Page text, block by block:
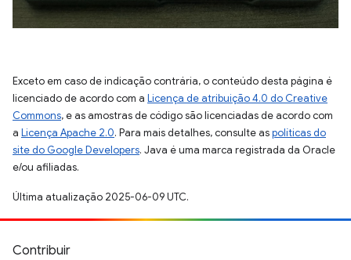
Exceto em caso de indicação contrária, o conteúdo desta página é
licenciado de acordo com a Licença de atribuição 4.0 do Creative
Commons, e as amostras de código são licenciadas de acordo com
a Licença Apache 2.0. Para mais detalhes, consulte aspolíticas do
site do Google Developers. Java é uma marca registrada da Oracle
e/ou afiliadas.
Última atualização 2025-06-09 UTC.
Contribuir